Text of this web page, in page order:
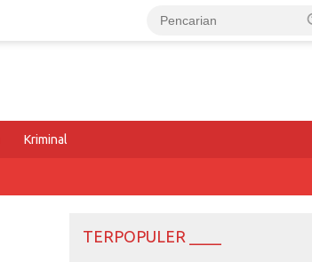
Kriminal
TERPOPULER ____